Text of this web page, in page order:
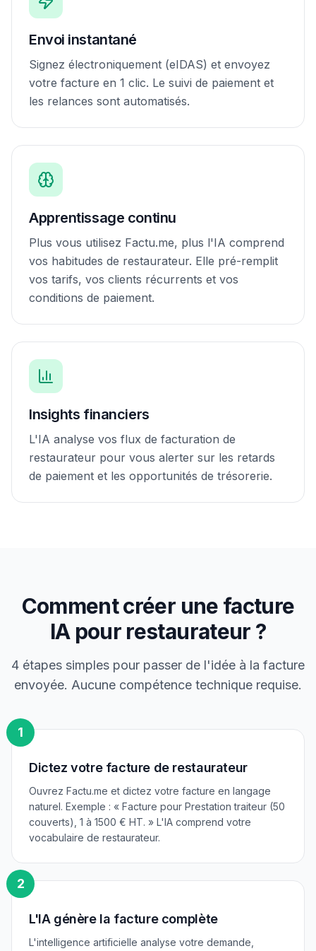
Envoi instantané
Signez électroniquement (eIDAS) et envoyez
votre facture en 1 clic. Le suivi de paiement et
les relances sont automatisés.
Apprentissage continu
Plus vous utilisez Factu.me, plus l'IA comprend
vos habitudes de restaurateur. Elle pré-remplit
vos tarifs, vos clients récurrents et vos
conditions de paiement.
Insights financiers
L'IA analyse vos flux de facturation de
restaurateur pour vous alerter sur les retards
de paiement et les opportunités de trésorerie.
Comment créer une facture
IA pour restaurateur ?
4 étapes simples pour passer de l'idée à la facture
envoyée. Aucune compétence technique requise.
1
Dictez votre facture de restaurateur
Ouvrez Factu.me et dictez votre facture en langage
naturel. Exemple : « Facture pour Prestation traiteur (50
couverts), 1 à 1500 € HT. » L'IA comprend votre
vocabulaire de restaurateur.
2
L'IA génère la facture complète
L'intelligence artificielle analyse votre demande,